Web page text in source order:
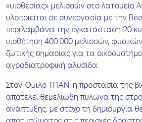
«υιοθεσίας» μελισσών στο λατομείο
υλοποιείται σε συνεργασία με την
περιλαμβάνει την εγκατάσταση 20
υιοθέτηση 400.000 μελισσών,
ζωτικής σημασίας για τα
αγροδιατροφική αλυσίδα.
Στον Όμιλο ΤΙΤΑΝ, η προστασία της
αποτελεί θεμελιώδη πυλώνα της
ανάπτυξης, με στόχο τη δημιουργία